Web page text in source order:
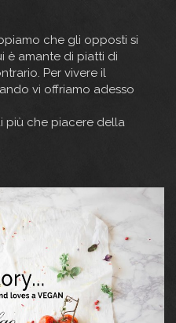
che gli opposti si
è amante di piatti di
Per vivere il
vi offriamo adesso
più che piacere della